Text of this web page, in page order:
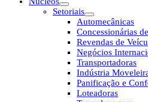
Setoriais
Automecânicas
Concessionárias
Revendas de
Negócios
Transportadoras
Indústria
Panificação e
Loteadoras